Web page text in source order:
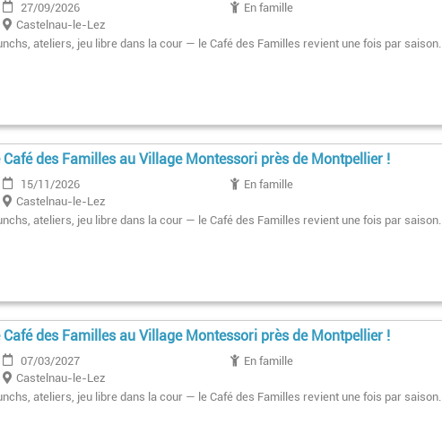
27/09/2026
En famille
Castelnau-le-Lez
ateliers, jeu libre dans la cour — le Café des Familles revient une fois par saison.
Café des Familles au Village Montessori près de Montpellier !
15/11/2026
En famille
Castelnau-le-Lez
ateliers, jeu libre dans la cour — le Café des Familles revient une fois par saison.
Café des Familles au Village Montessori près de Montpellier !
07/03/2027
En famille
Castelnau-le-Lez
ateliers, jeu libre dans la cour — le Café des Familles revient une fois par saison.